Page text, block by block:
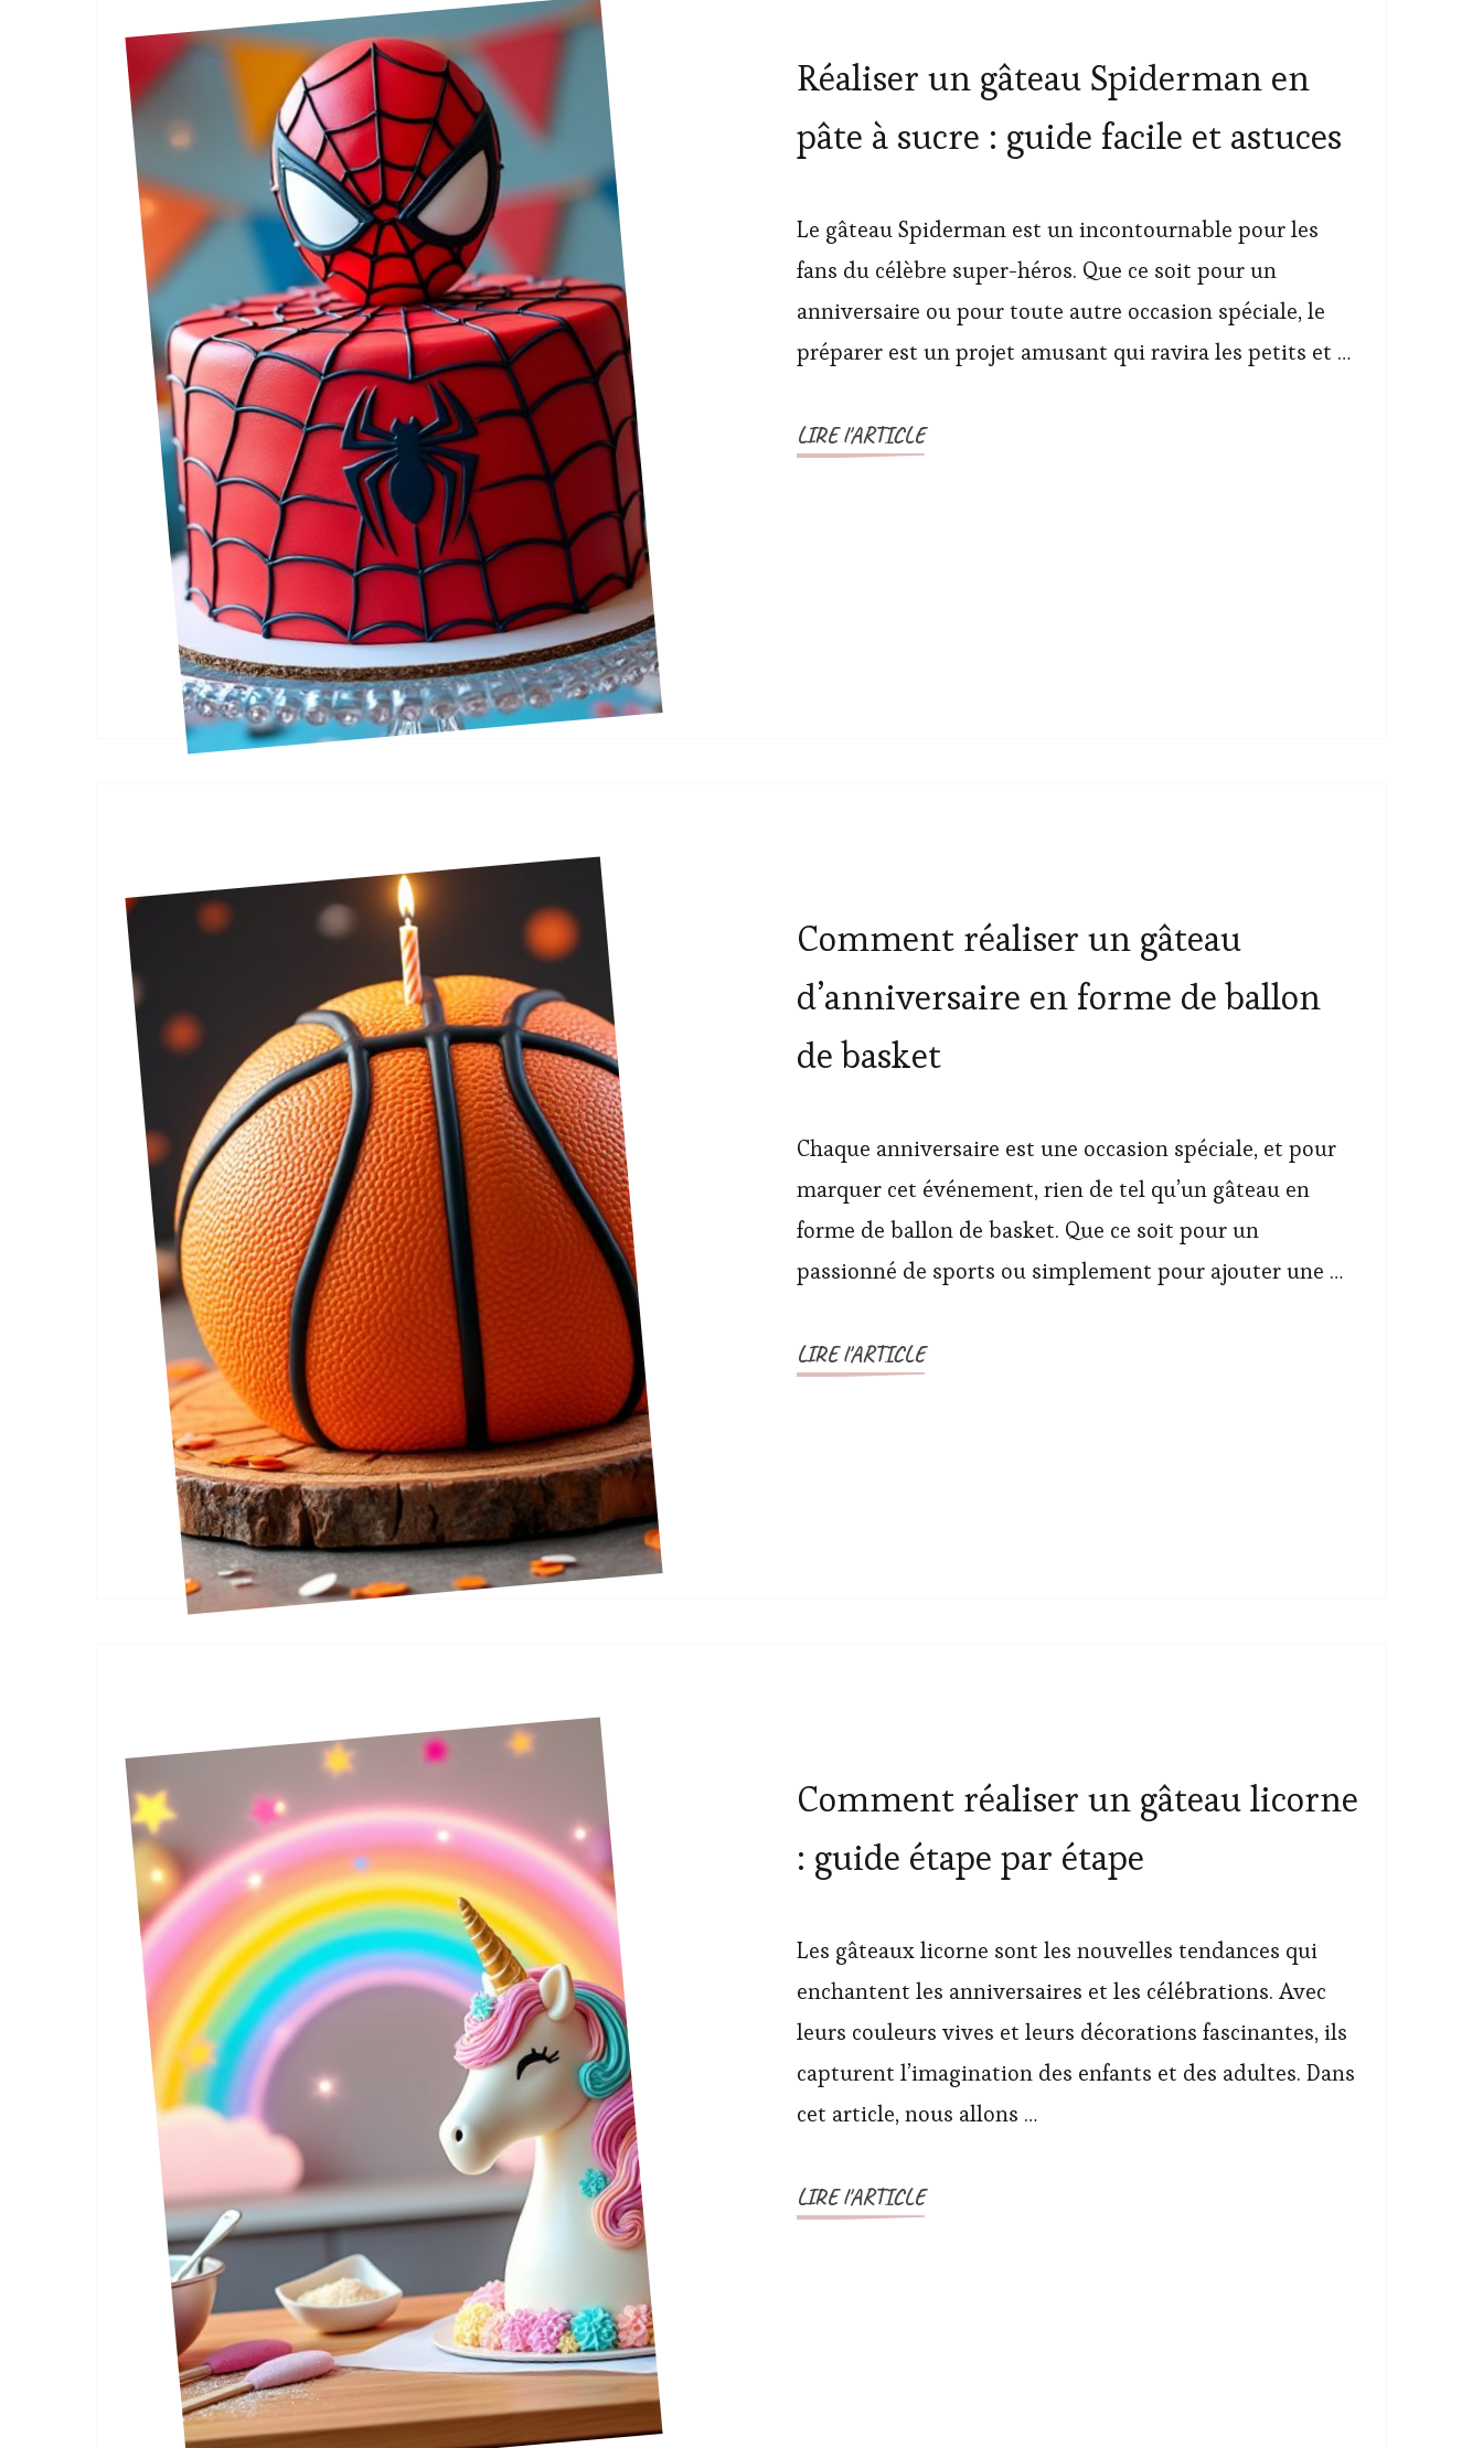
Réaliser un gâteau Spiderman en
pâte à sucre : guide facile et astuces
Le gâteau Spiderman est un incontournable pour les
fans du célèbre super-héros. Que ce soit pour un
anniversaire ou pour toute autre occasion spéciale, le
préparer est un projet amusant qui ravira les petits et …
LIRE l'ARTICLE
Comment réaliser un gâteau
d’anniversaire en forme de ballon
de basket
Chaque anniversaire est une occasion spéciale, et pour
marquer cet événement, rien de tel qu’un gâteau en
forme de ballon de basket. Que ce soit pour un
passionné de sports ou simplement pour ajouter une …
LIRE l'ARTICLE
Comment réaliser un gâteau licorne
: guide étape par étape
Les gâteaux licorne sont les nouvelles tendances qui
enchantent les anniversaires et les célébrations. Avec
leurs couleurs vives et leurs décorations fascinantes, ils
capturent l’imagination des enfants et des adultes. Dans
cet article, nous allons …
LIRE l'ARTICLE